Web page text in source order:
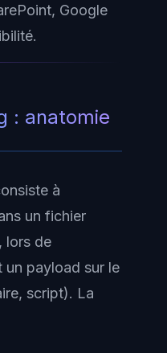
Google
: anatomie
à
un fichier
lors de
payload sur le
script). La